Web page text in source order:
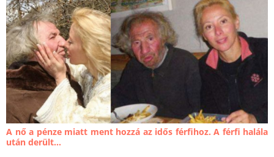
A nő a pénze miatt ment hozzá az idős férfihoz. A férfi halála
után derült...